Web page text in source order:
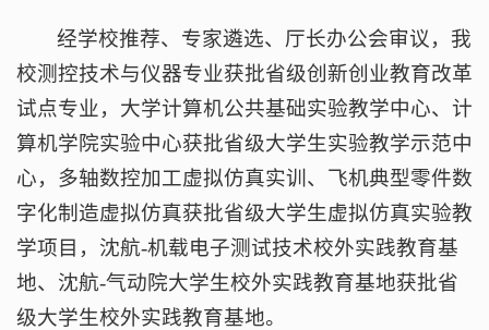
经学校推荐、专家遴选、厅长办公会审议，我
校测控技术与仪器专业获批省级创新创业教育改革
试点专业，大学计算机公共基础实验教学中心、计
算机学院实验中心获批省级大学生实验教学示范中
心，多轴数控加工虚拟仿真实训、飞机典型零件数
字化制造虚拟仿真获批省级大学生虚拟仿真实验教
学项目，沈航-机载电子测试技术校外实践教育基
地、沈航-气动院大学生校外实践教育基地获批省
级大学生校外实践教育基地。